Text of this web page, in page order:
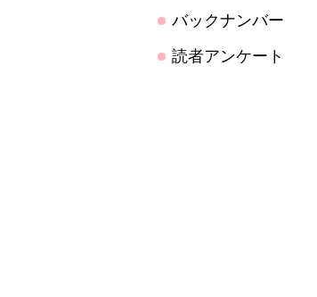
バックナンバー
読者アンケート